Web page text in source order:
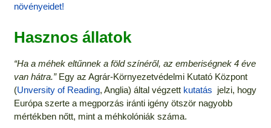
növényeidet!
Hasznos állatok
“Ha a méhek eltűnnek a föld színéről, az emberiségnek 4 éve
van hátra.” Egy az Agrár-Környezetvédelmi Kutató Központ
(Unversity of Reading, Anglia) által végzett kutatás jelzi, hogy
Európa szerte a megporzás iránti igény ötször nagyobb
mértékben nőtt, mint a méhkolóniák száma.